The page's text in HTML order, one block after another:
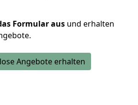
Formular aus und erhalten
Angebote erhalten